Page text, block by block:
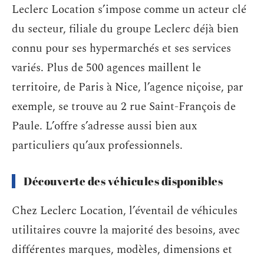
Leclerc Location s’impose comme un acteur clé
du secteur, filiale du groupe Leclerc déjà bien
connu pour ses hypermarchés et ses services
variés. Plus de 500 agences maillent le
territoire, de Paris à Nice, l’agence niçoise, par
exemple, se trouve au 2 rue Saint-François de
Paule. L’offre s’adresse aussi bien aux
particuliers qu’aux professionnels.
Découverte des véhicules disponibles
Chez Leclerc Location, l’éventail de véhicules
utilitaires couvre la majorité des besoins, avec
différentes marques, modèles, dimensions et